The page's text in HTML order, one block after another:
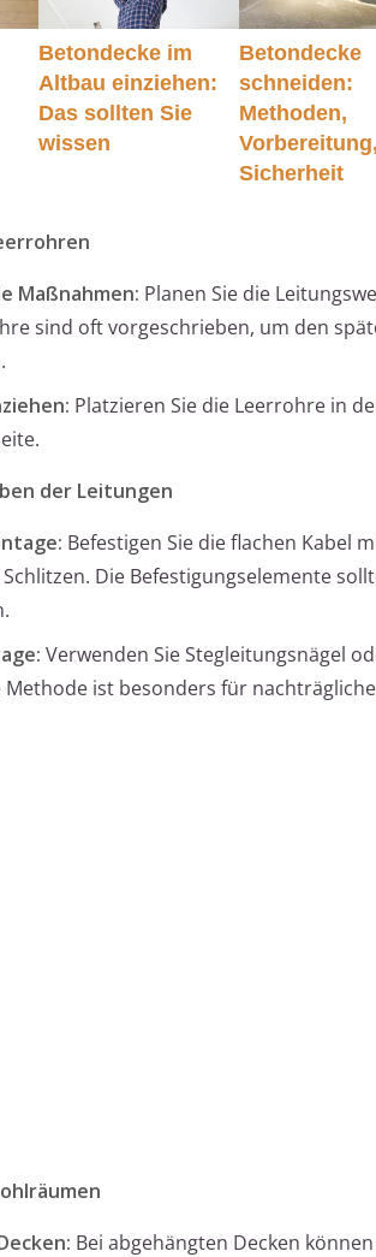
Betondecke im
Altbau einziehen:
Das sollten Sie
wissen
Betondecke
schneiden:
Methoden,
Vorbereitung,
Sicherheit
Maßnahmen: Planen Sie die
sind oft vorgeschrieben, um den
Platzieren Sie die Leerrohre in
der Leitungen
Befestigen Sie die flachen Kabel
Die Befestigungselemente
Verwenden Sie Stegleitungsnägel
Methode ist besonders für
Bei abgehängten Decken